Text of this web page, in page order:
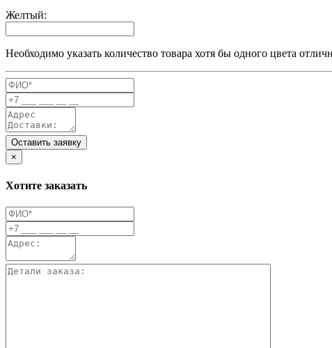
Желтый:
Необходимо указать количество товара хотя бы одного цвета
Оставить заявку
×
Хотите заказать